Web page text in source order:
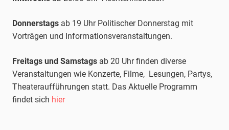
Donnerstags ab 19 Uhr Politischer Donnerstag mit
Vorträgen und Informationsveranstaltungen.
Freitags und Samstags ab 20 Uhr finden diverse
Veranstaltungen wie Konzerte, Filme, Lesungen, Partys,
Theateraufführungen statt. Das Aktuelle Programm
findet sich hier